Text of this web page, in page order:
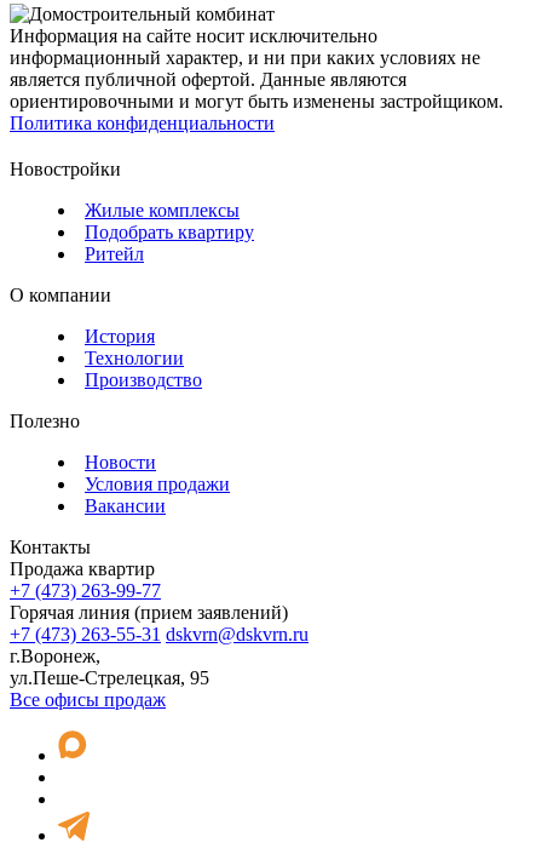
Информация на сайте носит исключительно
информационный характер, и ни при каких условиях не
является публичной офертой. Данные являются
ориентировочными и могут быть изменены застройщиком.
Политика конфиденциальности
Новостройки
Жилые комплексы
Подобрать квартиру
Ритейл
О компании
История
Технологии
Производство
Полезно
Новости
Условия продажи
Вакансии
Контакты
Продажа квартир
+7 (473) 263-99-77
Горячая линия (прием заявлений)
+7 (473) 263-55-31 dskvrn@dskvrn.ru
г.Воронеж,
ул.Пеше-Стрелецкая, 95
Все офисы продаж